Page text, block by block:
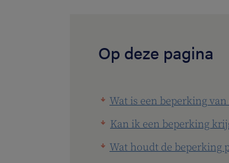
Op deze pagina
Wat is een beperking
Kan ik een beperking
Wat houdt de beperking